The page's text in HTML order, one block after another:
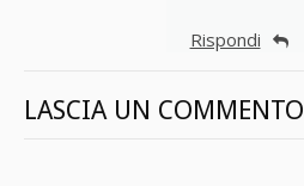
Rispondi
LASCIA UN COMMENTO